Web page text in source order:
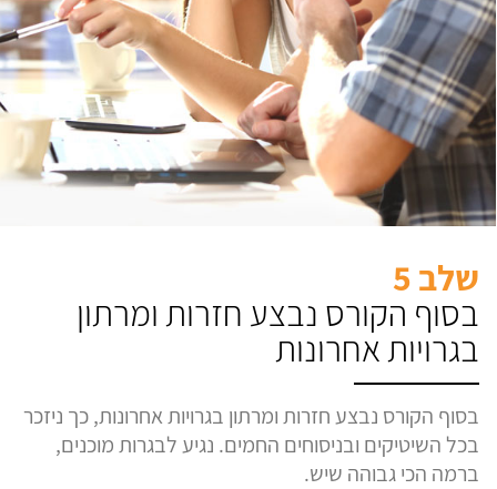
שלב 5
בסוף הקורס נבצע חזרות ומרתון
בגרויות אחרונות
בסוף הקורס נבצע חזרות ומרתון בגרויות אחרונות, כך ניזכר
בכל השיטיקים ובניסוחים החמים. נגיע לבגרות מוכנים,
ברמה הכי גבוהה שיש.